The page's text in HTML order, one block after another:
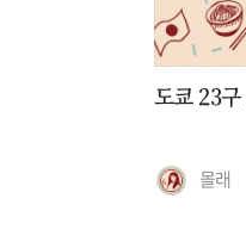
도쿄 23
몰래